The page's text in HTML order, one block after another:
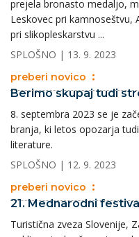
prejela bronasto medaljo,
Leskovec pri kamnoseštvu,
pri slikopleskarstvu ...
SPLOŠNO | 13. 9. 2023
preberi novico
Berimo skupaj tudi
8. septembra 2023 se je
branja, ki letos opozarja
literature.
SPLOŠNO | 12. 9. 2023
preberi novico
21. Mednarodni
Turistična zveza Slovenije,